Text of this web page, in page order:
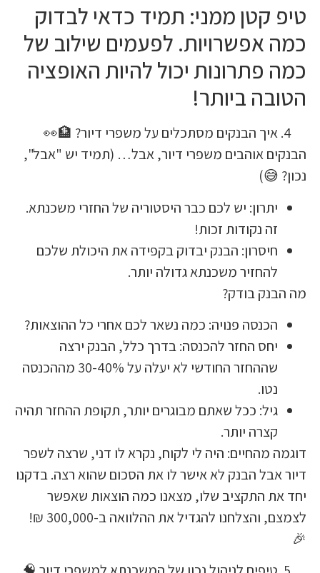
קטן ממני: תמיד כדאי לבדוק
אפשרויות. לפעמים שילוב של
יכול להיות האופציה
ביותר!
הבנקים מסתכלים על משפרי דיור? 🏦👀
אוהבים משפרי דיור, אבל… (תמיד יש "אבל",
יש לכם כבר היסטוריה של החזרי משכנתא.
נקודות זכות!
הבנק יבדוק בקפידה את היכולת שלכם
משכנתא גדולה יותר.
בודק?
פנויה: כמה נשאר לכם אחרי כל ההוצאות?
החזר להכנסה: בדרך כלל, הבנק ירצה
שההחזר החודשי לא יעלה על 30-40% מההכנסה
ככל שאתם מבוגרים יותר, תקופת ההחזר תהיה
יותר.
מהחיים: היה לי לקוח, נקרא לו דני, שרצה לשפר
הבנק לא אישר לו את הסכום שהוא רצה. בדקנו
התקציב שלו, מצאנו כמה הוצאות שאפשר
לצמצם, והצלחנו להגדיל את ההלוואה ב-300,000 ₪!